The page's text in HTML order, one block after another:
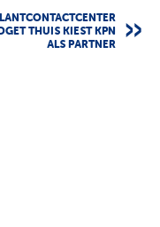
THUIS KIEST KPN
ALS PARTNER